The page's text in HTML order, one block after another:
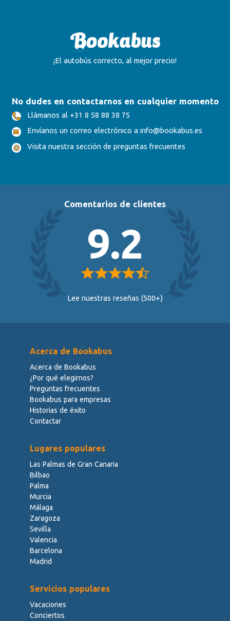
¡El autobús correcto, al mejor precio!
No dudes en contactarnos en cualquier momento
Llámanos al +31 8 58 88 38 75
Envíanos un correo electrónico a info@bookabus.es
Visita nuestra sección de preguntas frecuentes
Comentarios de clientes
9.2
Lee nuestras reseñas (500+)
Acerca de Bookabus
Acerca de Bookabus
¿Por qué elegirnos?
Preguntas frecuentes
Bookabus para empresas
Historias de éxito
Contactar
Lugares populares
Las Palmas de Gran Canaria
Bilbao
Palma
Murcia
Málaga
Zaragoza
Sevilla
Valencia
Barcelona
Madrid
Servicios populares
Vacaciones
Conciertos